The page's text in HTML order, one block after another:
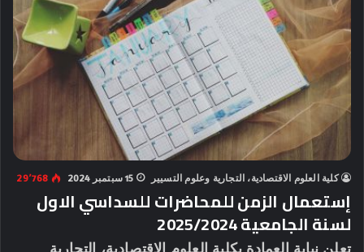
كلية العلوم الاقتصادية، التجارية وعلوم التسيير 15 سبتمبر 2024 29٬768
إستعمال الزمن للمحاضرات للسداسي الاول
لسنة الجامعية 2025/2024
تعلن نيابة العمادة بكلية العلوم الاقتصادية، التجارية